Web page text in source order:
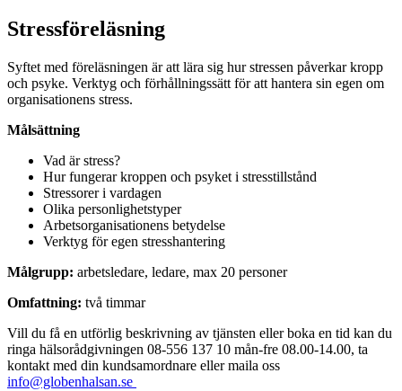
Stressföreläsning
Syftet med föreläsningen är att lära sig hur stressen påverkar kropp
och psyke. Verktyg och förhållningssätt för att hantera sin egen om
organisationens stress.
Målsättning
Vad är stress?
Hur fungerar kroppen och psyket i stresstillstånd
Stressorer i vardagen
Olika personlighetstyper
Arbetsorganisationens betydelse
Verktyg för egen stresshantering
Målgrupp: arbetsledare, ledare, max 20 personer
Omfattning: två timmar
Vill du få en utförlig beskrivning av tjänsten eller boka en tid kan du
ringa hälsorådgivningen 08-556 137 10 mån-fre 08.00-14.00, ta
kontakt med din kundsamordnare eller maila oss
info@globenhalsan.se